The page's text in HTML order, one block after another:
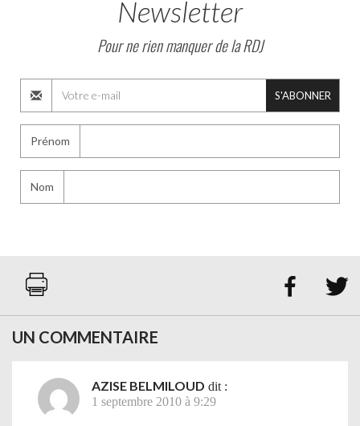
Newsletter
Pour ne rien manquer de la RDJ
S'ABONNER
Prénom
Nom
 
UN COMMENTAIRE
AZISE BELMILOUD dit :
1 septembre 2010 à 9:29